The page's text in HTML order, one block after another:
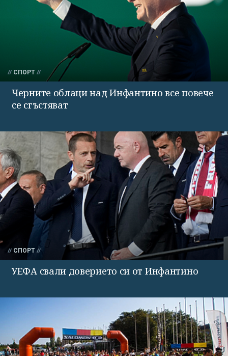
СПОРТ
Черните облаци над Инфантино все повече
се сгъстяват
СПОРТ
УЕФА свали доверието си от Инфантино